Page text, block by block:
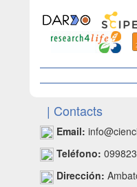
| Contacts
Email:
Teléfono:
Dirección: